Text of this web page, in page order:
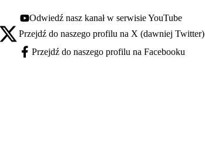
Youtube - otwiera się w nowej karcie
Odwiedź nasz kanał w serwisie YouTube
X - otwiera się w nowej karcie
Przejdź do naszego profilu na X (dawniej Twitter)
Facebook - otwiera się w nowej karcie
Przejdź do naszego profilu na Facebooku